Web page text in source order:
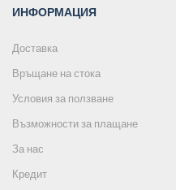
ИНФОРМАЦИЯ
Доставка
Връщане на стока
Условия за ползване
Възможности за плащане
За нас
Кредит